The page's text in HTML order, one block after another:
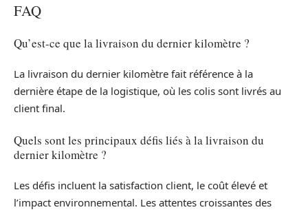
FAQ
Qu’est-ce que la livraison du dernier kilomètre ?
La livraison du dernier kilomètre fait référence à la
dernière étape de la logistique, où les colis sont livrés au
client final.
Quels sont les principaux défis liés à la livraison du
dernier kilomètre ?
Les défis incluent la satisfaction client, le coût élevé et
l’impact environnemental. Les attentes croissantes des